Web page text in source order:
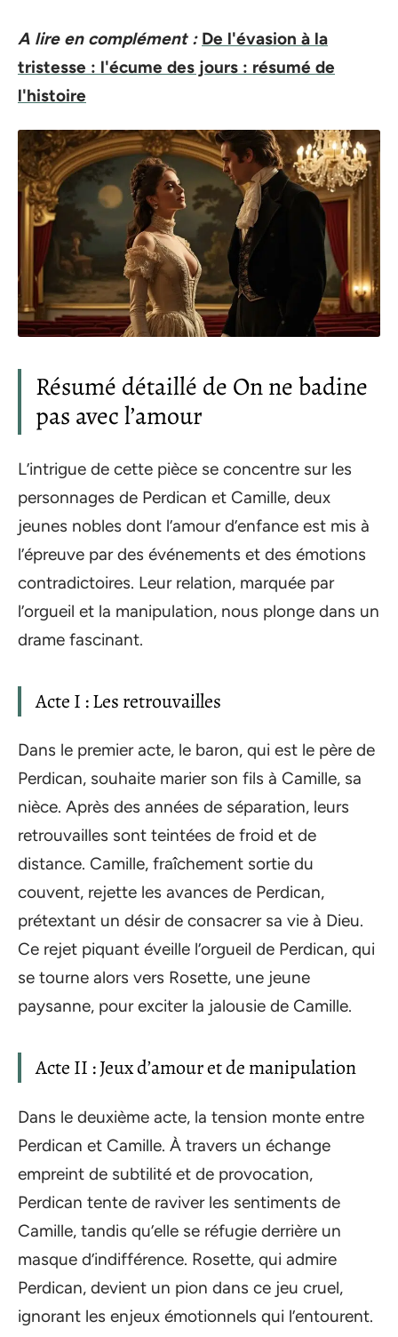
A lire en complément : De l'évasion à la
tristesse : l'écume des jours : résumé de
l'histoire
Résumé détaillé de On ne badine
pas avec l’amour
L’intrigue de cette pièce se concentre sur les
personnages de Perdican et Camille, deux
jeunes nobles dont l’amour d’enfance est mis à
l’épreuve par des événements et des émotions
contradictoires. Leur relation, marquée par
l’orgueil et la manipulation, nous plonge dans un
drame fascinant.
Acte I : Les retrouvailles
Dans le premier acte, le baron, qui est le père de
Perdican, souhaite marier son fils à Camille, sa
nièce. Après des années de séparation, leurs
retrouvailles sont teintées de froid et de
distance. Camille, fraîchement sortie du
couvent, rejette les avances de Perdican,
prétextant un désir de consacrer sa vie à Dieu.
Ce rejet piquant éveille l’orgueil de Perdican, qui
se tourne alors vers Rosette, une jeune
paysanne, pour exciter la jalousie de Camille.
Acte II : Jeux d’amour et de manipulation
Dans le deuxième acte, la tension monte entre
Perdican et Camille. À travers un échange
empreint de subtilité et de provocation,
Perdican tente de raviver les sentiments de
Camille, tandis qu’elle se réfugie derrière un
masque d’indifférence. Rosette, qui admire
Perdican, devient un pion dans ce jeu cruel,
ignorant les enjeux émotionnels qui l’entourent.